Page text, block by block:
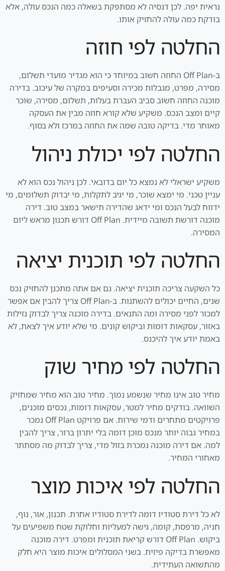
נראית יפה. לכן דנסיה לא מסתפקת בשאלה כמה הנכס עולה, אלא
בודקת כמה עולה להחזיק אותו.
החלטה לפי חוזה
ב-Off Plan החוזה חשוב במיוחד כי הוא מגדיר מועדי תשלום,
מסירה, מפרט, מגבלות מכירה וסעיפים במקרה של עיכוב. בדירה
מוכנה החוזה חשוב סביב העברת בעלות, תשלום, מסירה, שוכר
קיים ומצב הנכס. משקיע שלא קורא חוזה מבין את העסקה
מאוחר מדי. בדיקה טובה שמה את החוזה במרכז ולא בסוף.
החלטה לפי יכולת ניהול
משקיע ישראלי לא נמצא כל יום בדובאי. לכן ניהול נכס הוא לא
עניין טכני. מי ימצא שוכר, מי יגיב לתקלות, מי יבדוק תשלומים, מי
ידווח לבעל הנכס ומי ידאג שהדירה תישאר במצב טוב. דירה
מוכנה דורשת תשובה מיידית. Off Plan דורש תכנון מראש ליום
המסירה.
החלטה לפי תוכנית יציאה
כל השקעה צריכה תוכנית יציאה. גם אם אתה מתכנן להחזיק נכס
שנים, החיים יכולים להשתנות. ב-Off Plan צריך להבין אם אפשר
למכור לפני מסירה ומה התנאים. בדירה מוכנה צריך לבדוק נזילות
באזור, עסקאות דומות וביקוש קונים. מי שלא יודע איך לצאת, לא
באמת יודע איך להיכנס.
החלטה לפי מחיר שוק
מחיר טוב אינו מחיר שנשמע נמוך. מחיר טוב הוא מחיר שמחזיק
השוואה. בודקים מחיר למטר, עסקאות דומות, נכסים מוכנים,
פרויקטים מתחרים ודמי שירות. אם פרויקט Off Plan נמכר
במחיר גבוה יותר מנכס מוכן דומה בלי יתרון ברור, צריך להבין
למה. אם דירה מוכנה נמכרת בזול מדי, צריך לבדוק מה מסתתר
מאחורי המחיר.
החלטה לפי איכות מוצר
לא כל דירת סטודיו דומה לדירת סטודיו אחרת. תכנון, אור, נוף,
חניה, מרפסת, קומה, גישה למעליות וחלוקת שטח משפיעים על
ביקוש. Off Plan דורש קריאת תוכנית ומפרט. דירה מוכנה
מאפשרת בדיקה פיזית. בשני המסלולים איכות מוצר היא חלק
מהתשואה העתידית.